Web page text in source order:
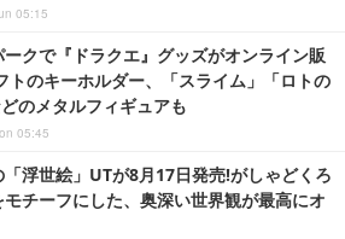
05:15
ークで『ドラクエ』グッズがオンライン販
トのキーホルダー、「スライム」「ロトの
のメタルフィギュアも
05:45
浮世絵」UTが8月17日発売!がしゃどくろ
チーフにした、奥深い世界観が最高にオ